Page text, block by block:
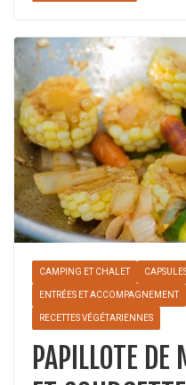
CAMPING ET CHALET
ENTRÉES ET ACCOMPAGNEMENT
RECETTES VÉGÉTARIENNES
PAPILLOTE